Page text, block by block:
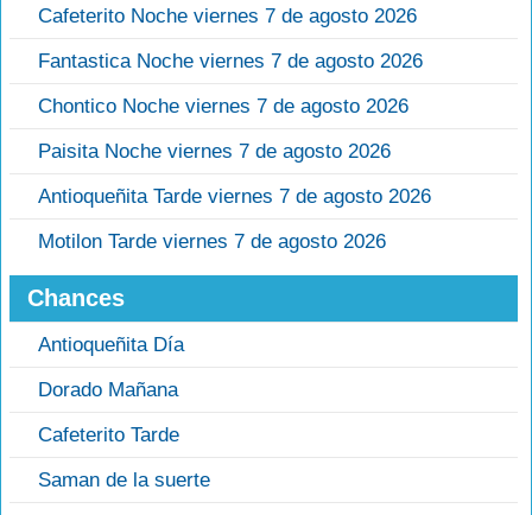
Cafeterito Noche viernes 7 de agosto 2026
Fantastica Noche viernes 7 de agosto 2026
Chontico Noche viernes 7 de agosto 2026
Paisita Noche viernes 7 de agosto 2026
Antioqueñita Tarde viernes 7 de agosto 2026
Motilon Tarde viernes 7 de agosto 2026
Chances
Antioqueñita Día
Dorado Mañana
Cafeterito Tarde
Saman de la suerte